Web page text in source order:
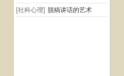
[社科心理] 脱稿讲话的艺术